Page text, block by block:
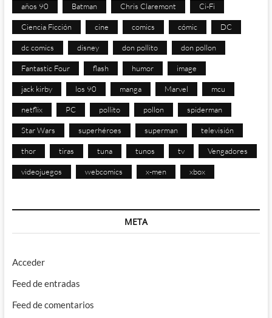
años 90 Batman Chris Claremont Ci-Fi
Ciencia Ficción cine comics cómic DC
dc comics disney don pollito don pollon
Fantastic Four flash humor image
jack kirby los 90 manga Marvel mcu
netflix PC pollito pollon spiderman
Star Wars superhéroes superman televisión
thor tiras tuna tunos tv Vengadores
videojuegos webcomics x-men xbox
META
Acceder
Feed de entradas
Feed de comentarios